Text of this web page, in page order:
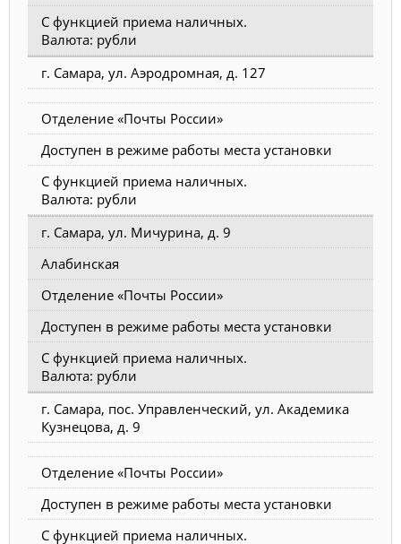
С функцией приема наличных.
Валюта: рубли
г. Самара, ул. Аэродромная, д. 127
Отделение «Почты России»
Доступен в режиме работы места установки
С функцией приема наличных.
Валюта: рубли
г. Самара, ул. Мичурина, д. 9
Алабинская
Отделение «Почты России»
Доступен в режиме работы места установки
С функцией приема наличных.
Валюта: рубли
г. Самара, пос. Управленческий, ул. Академика
Кузнецова, д. 9
Отделение «Почты России»
Доступен в режиме работы места установки
С функцией приема наличных.